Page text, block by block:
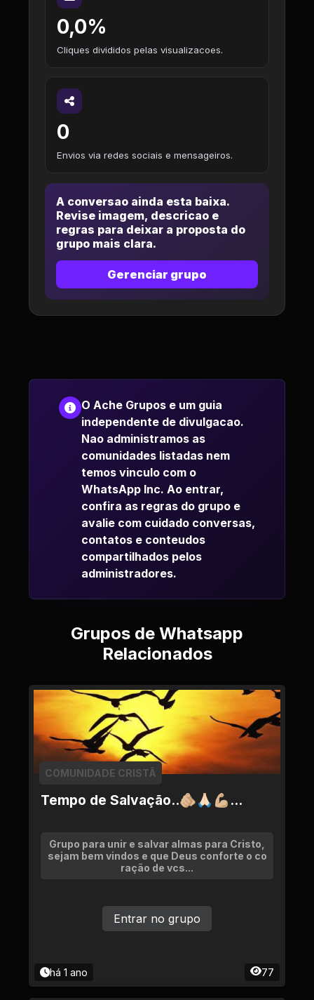
0,0%
Cliques divididos pelas visualizacoes.
0
Envios via redes sociais e mensageiros.
A conversao ainda esta baixa.
Revise imagem, descricao e
regras para deixar a proposta do
grupo mais clara.
Gerenciar grupo
O Ache Grupos e um guia
independente de divulgacao.
Nao administramos as
comunidades listadas nem
temos vinculo com o
WhatsApp Inc. Ao entrar,
confira as regras do grupo e
avalie com cuidado conversas,
contatos e conteudos
compartilhados pelos
administradores.
Grupos de Whatsapp
Relacionados
Tempo de Salvação..🫵🏼🙏🏻💪🏼...
COMUNIDADE CRISTÃ
Grupo para unir e salvar almas para Cristo,
sejam bem vindos e que Deus conforte o co
ração de vcs...
há 1 ano 77
Entrar no grupo